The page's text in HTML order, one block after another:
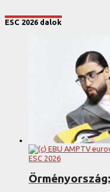
ESC 2026 dalok
ESC 2026